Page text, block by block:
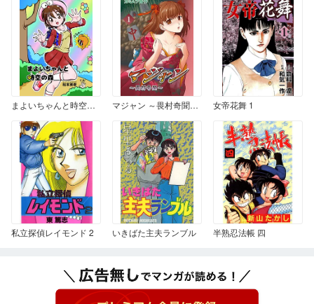
まよいちゃんと時空の森（2016描き下ろし版） マジャン ～畏村奇聞～ 1 女帝花舞 1
私立探偵レイモンド 2 いきばた主夫ランブル 半熟忍法帳 四